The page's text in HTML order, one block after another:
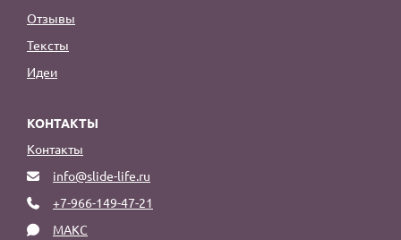
Отзывы
Тексты
Идеи
КОНТАКТЫ
Контакты
info@slide-life.ru
+7-966-149-47-21
МАКС